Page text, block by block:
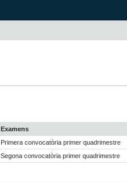
Examens
Primera convocatòria primer quadrimestre
Segona convocatòria primer quadrimestre